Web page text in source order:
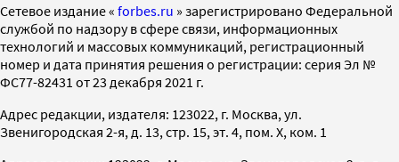
Cетевое издание « forbes.ru » зарегистрировано Федеральной
службой по надзору в сфере связи, информационных
технологий и массовых коммуникаций, регистрационный
номер и дата принятия решения о регистрации: серия Эл №
ФС77-82431 от 23 декабря 2021 г.
Адрес редакции, издателя: 123022, г. Москва, ул.
Звенигородская 2-я, д. 13, стр. 15, эт. 4, пом. X, ком. 1